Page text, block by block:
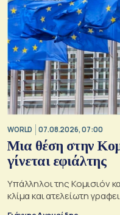
WORLD 07.08.2026, 07:00
Μια θέση στην
γίνεται εφιάλτης
Υπάλληλοι της Κομισιόν
κλίμα και ατελείωτη